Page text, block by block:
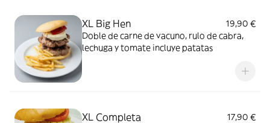
XL Big Hen
19,90 €
Doble de carne de vacuno, rulo de cabra,
lechuga y tomate incluye patatas
XL Completa 17,90 €